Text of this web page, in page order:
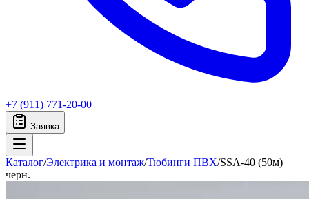
+7 (911) 771-20-00
Заявка
Каталог/Электрика и монтаж/Тюбинги ПВХ/SSA-40 (50м)
черн.